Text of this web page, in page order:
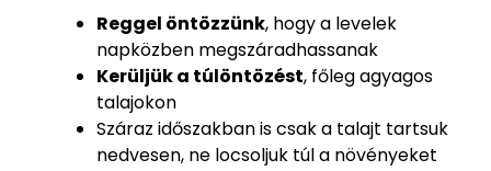
Reggel öntözzünk, hogy a levelek
napközben megszáradhassanak
Kerüljük a túlöntözést, főleg agyagos
talajokon
Száraz időszakban is csak a talajt tartsuk
nedvesen, ne locsoljuk túl a növényeket